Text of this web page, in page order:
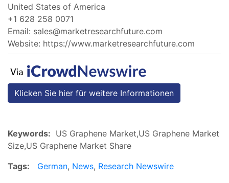
United States of America
+1 628 258 0071
Email: sales@marketresearchfuture.com
Website: https://www.marketresearchfuture.com
Klicken Sie hier für weitere Informationen
Keywords: US Graphene Market,US Graphene Market
Size,US Graphene Market Share
Tags:
German, News, Research Newswire